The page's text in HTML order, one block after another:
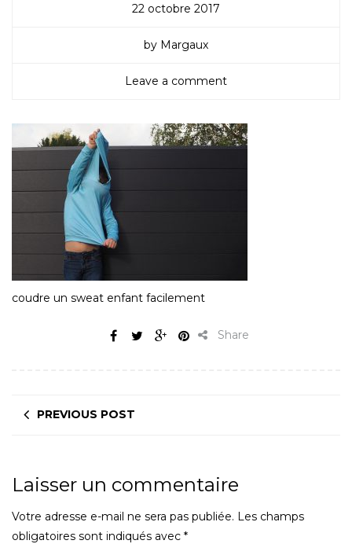
22 octobre 2017
by Margaux
Leave a comment
coudre un sweat enfant facilement
Share
PREVIOUS POST
Laisser un commentaire
Votre adresse e-mail ne sera pas publiée. Les champs
obligatoires sont indiqués avec *